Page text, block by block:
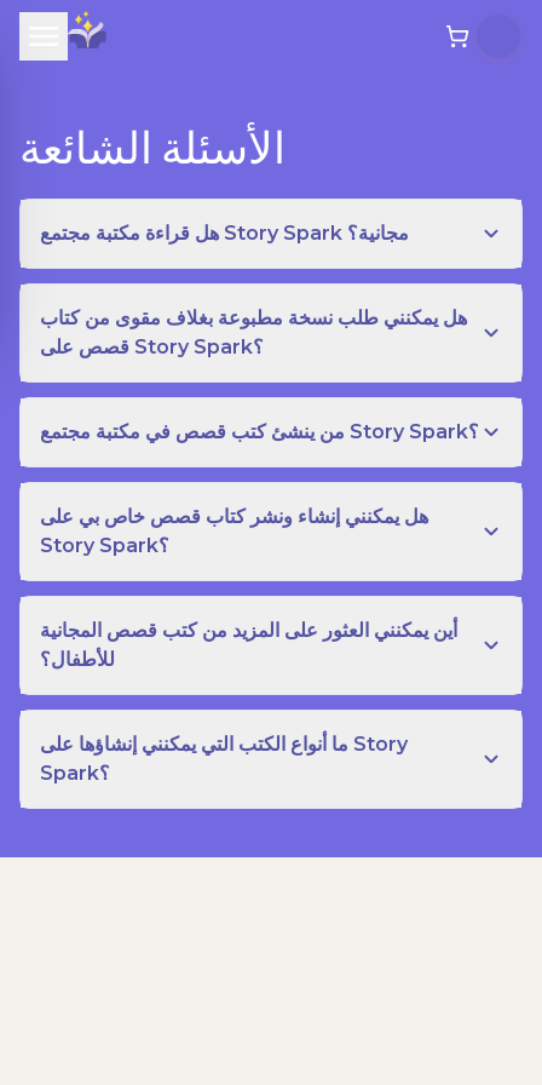
الأسئلة الشائعة
هل قراءة مكتبة مجتمع Story Spark مجانية؟
هل يمكنني طلب نسخة مطبوعة بغلاف مقوى من كتاب
قصص على Story Spark؟
من ينشئ كتب قصص في مكتبة مجتمع Story Spark؟
هل يمكنني إنشاء ونشر كتاب قصص خاص بي على
Story Spark؟
أين يمكنني العثور على المزيد من كتب قصص المجانية
للأطفال؟
ما أنواع الكتب التي يمكنني إنشاؤها على Story
Spark؟